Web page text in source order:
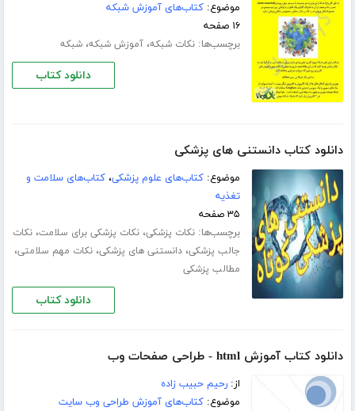
موضوع:کتاب‌های آموزش شبکه
۱۶ صفحه
برچسب‌ها:نکات شبکه،آموزش شبکه،شبکه
دانلود کتاب
دانلود کتاب دانستنی های پزشکی
موضوع:کتاب‌های علوم پزشکی،کتاب‌های سلامت و
تغذیه
۳۵ صفحه
برچسب‌ها:نکات پزشکی،نکات پزشکی برای سلامت،نکات
جالب پزشکی،دانستنی های پزشکی،نکات مهم سلامتی،
مطالب پزشکی
دانلود کتاب
دانلود کتاب آموزش html - طراحی صفحات وب
از:رحیم حبیب زاده
موضوع:کتاب‌های آموزش طراحی وب سایت